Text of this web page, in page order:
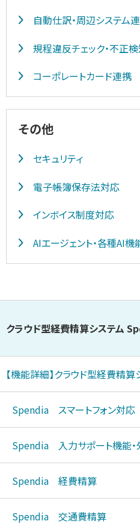
自動仕訳・周辺システム
規程違反チェック・不正
コーポレートカード連携
その他
セキュリティ
電子帳簿保存法対応
インボイス制度対応
AIエージェント・各種AI機
クラウド型経費精算システム
【機能詳細】クラウド型経費精算
Spendia スマートフォン対応
Spendia 入力サポート機能・
Spendia 経費精算
Spendia 交通費精算